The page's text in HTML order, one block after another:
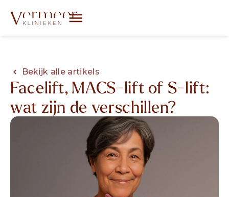
Bekijk alle artikels
Facelift, MACS-lift of S-lift:
wat zijn de verschillen?